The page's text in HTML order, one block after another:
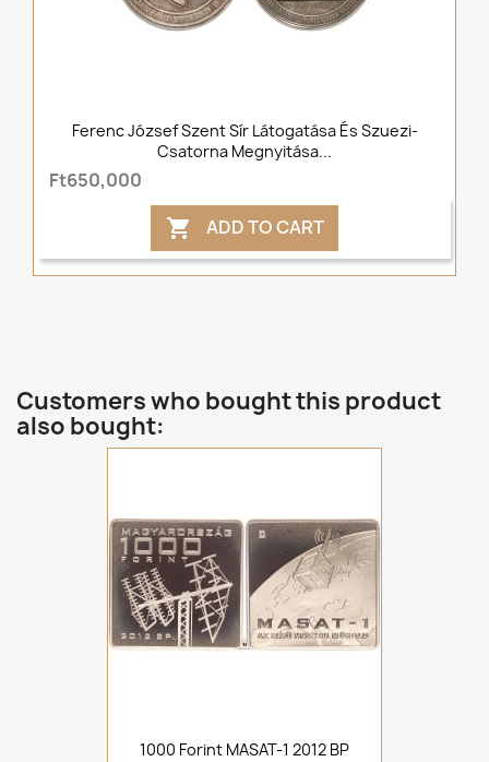
Ferenc József Szent Sír Látogatása És Szuezi-
Csatorna Megnyitása...
Ft650,000
 ADD TO CART
Customers who bought this product
also bought:
1000 Forint MASAT-1 2012 BP